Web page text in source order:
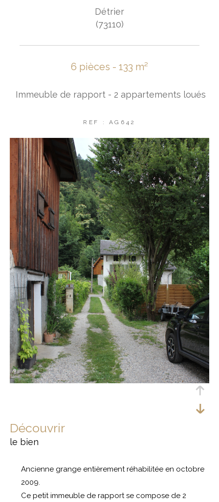
Détrier
(73110)
6 pièces - 133 m²
Immeuble de rapport - 2 appartements loués
REF : AG642
découvrir
le bien
Ancienne grange entièrement réhabilitée en octobre
2009.
Ce petit immeuble de rapport se compose de 2